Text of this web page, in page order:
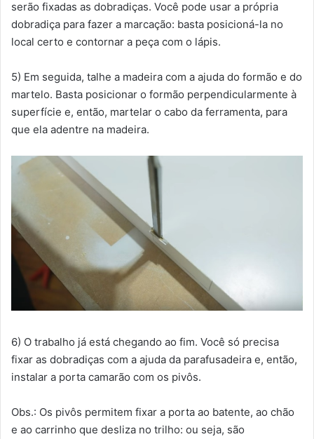
serão fixadas as dobradiças. Você pode usar a própria
dobradiça para fazer a marcação: basta posicioná-la no
local certo e contornar a peça com o lápis.
5) Em seguida, talhe a madeira com a ajuda do formão e do
martelo. Basta posicionar o formão perpendicularmente à
superfície e, então, martelar o cabo da ferramenta, para
que ela adentre na madeira.
6) O trabalho já está chegando ao fim. Você só precisa
fixar as dobradiças com a ajuda da parafusadeira e, então,
instalar a porta camarão com os pivôs.
Obs.: Os pivôs permitem fixar a porta ao batente, ao chão
e ao carrinho que desliza no trilho: ou seja, são